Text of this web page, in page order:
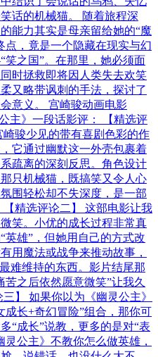
话的机械猫。 随着旅程深
能力其实是母亲留给她的“魔
点，竟是一个隐藏在现实与幻
之国”。在那里，她必须面
时拯救即将因人类失去欢笑
又略带讽刺的手法，探讨了
意义。 宫崎骏动画电影
主》一段话影评： 【精选评
骏少见的带有喜剧色彩的作
它通过幽默这一外壳包裹着
疏离的深刻反思。角色设计
只机械猫，既搞笑又令人心
围轻松却不失深度，是一部
精选评论二】 这部电影让我
笑。小优的成长过程非常真
英雄”，但她用自己的方式改
用魔法或战争来推动故事，
难维持的东西。影片结尾那
之后依然愿意微笑”让我久
】 如果你以为《幽灵公主》
成长+奇幻冒险”组合，那你可
“成长”说教，更多的是对“表
公主》不教你怎么做英雄，